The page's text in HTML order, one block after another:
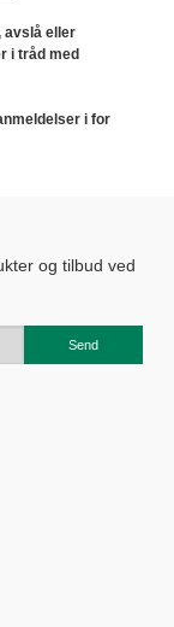
avslå eller
i tråd med
i for
og tilbud ved